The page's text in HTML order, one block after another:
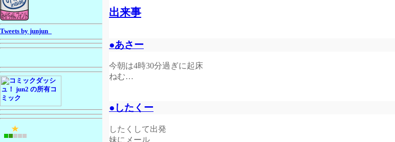
出来事
●あさー
今朝は4時30分過ぎに起床
ねむ…
●したくー
したくして出発
妹にメール
Tweets by junjun_